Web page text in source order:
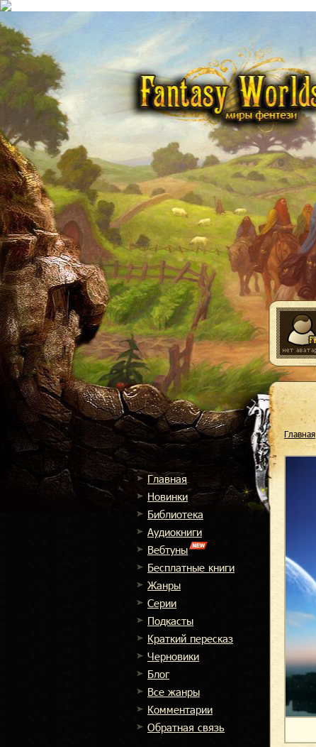
Главная
Новинки
Библиотека
Аудиокниги
Вебтуны
Бесплатные книги
Жанры
Cерии
Подкасты
Краткий пересказ
Черновики
Блог
Все жанры
Комментарии
Обратная связь
Главная